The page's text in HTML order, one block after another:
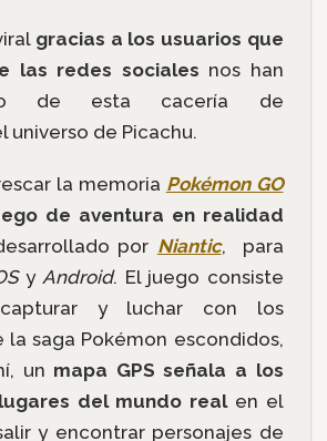
gracias a los usuarios que
las redes sociales nos han
de esta cacería de
universo de Picachu.
la memoria Pokémon GO
de aventura en realidad
por Niantic, para
y Android. El juego consiste
y luchar con los
la saga Pokémon escondidos,
un mapa GPS señala a los
del mundo realen el
y encontrar personajes de